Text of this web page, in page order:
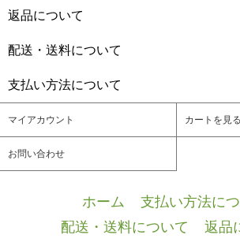
返品について
配送・送料について
支払い方法について
マイアカウント カートを見る
お問い合わせ
ホーム 支払い方法に
配送・送料について
返品